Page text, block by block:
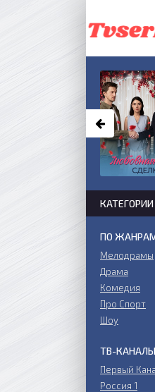
КАТЕГОРИИ
ПО
Мелодрамы
Драма
Комедия
Про Спорт
Шоу
ТВ-КАНАЛЫ
Первый
Россия 1